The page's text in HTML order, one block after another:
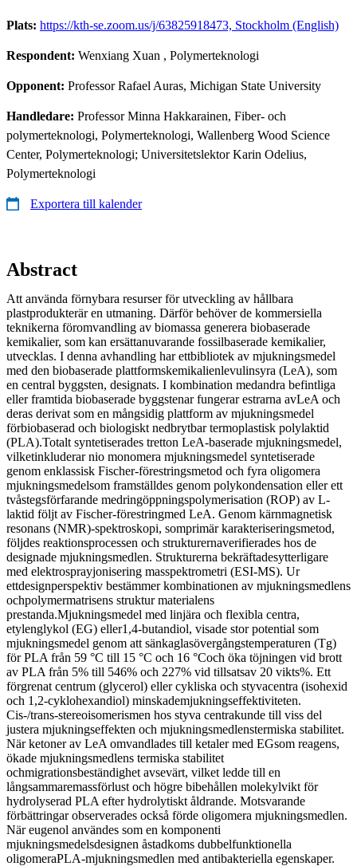
Plats: https://kth-se.zoom.us/j/63825918473, Stockholm (English)
Respondent: Wenxiang Xuan , Polymerteknologi
Opponent: Professor Rafael Auras, Michigan State University
Handledare: Professor Minna Hakkarainen, Fiber- och
polymerteknologi, Polymerteknologi, Wallenberg Wood Science
Center, Polymerteknologi; Universitetslektor Karin Odelius,
Polymerteknologi
Exportera till kalender
Abstract
Att använda förnybara resurser för utveckling av hållbara
plastprodukterär en utmaning. Därför behöver de kommersiella
teknikerna föromvandling av biomassa generera biobaserade
kemikalier, som kan ersättanuvarande fossilbaserade kemikalier,
utvecklas. I denna avhandling har ettbibliotek av mjukningsmedel
med den biobaserade plattformskemikalienlevulinsyra (LeA), som
en central byggsten, designats. I kombination medandra befintliga
eller framtida biobaserade byggstenar fungerar estrarna avLeA och
deras derivat som en mångsidig plattform av mjukningsmedel
förbiobaserad och biologiskt nedbrytbar termoplastisk polylaktid
(PLA).Totalt syntetiserades tretton LeA-baserade mjukningsmedel,
vilketinkluderar nio monomera mjukningsmedel syntetiserade
genom enklassisk Fischer-förestringsmetod och fyra oligomera
mjukningsmedelsom framställdes genom polykondensation eller ett
tvåstegsförfarande medringöppningspolymerisation (ROP) av L-
laktid följt av Fischer-förestringmed LeA. Genom kärnmagnetisk
resonans (NMR)-spektroskopi, somprimär karakteriseringsmetod,
följdes reaktionsprocessen och strukturernaverifierades hos de
designade mjukningsmedlen. Strukturerna bekräftadesytterligare
med elektrosprayjonisering masspektrometri (ESI-MS). Ur
ettdesignperspektiv bestämmer kombinationen av mjukningsmedlens
ochpolymermatrisens struktur materialens
prestanda.Mjukningsmedel med linjära och flexibla centra,
etylenglykol (EG) eller1,4-butandiol, visade stor potential som
mjukningsmedel genom att sänkaglasövergångstemperaturen (Tg)
för PLA från 59 °C till 15 °C och 16 °Coch öka töjningen vid brott
av PLA från 5% till 546% och 227% vid tillsatsav 20 vikts%. Ett
förgrenat centrum (glycerol) eller cykliska och styvacentra (isohexid
och 1,2-cyklohexandiol) minskademjukningseffektiviteten.
Cis-/trans-stereoisomerismen hos styva centrakunde till viss del
justera mjukningseffekten och mjukningsmedlenstermiska stabilitet.
När ketoner av LeA omvandlades till ketaler med EGsom reagens,
ökade mjukningsmedlens termiska stabilitet
ochmigrationsbeständighet avsevärt, vilket ledde till en
långsammaremassförlust och högre bibehållen molekylvikt för
hydrolyserad PLA efter hydrolytiskt åldrande. Motsvarande
förbättringar observerades också förde oligomera mjukningsmedlen.
När eugenol användes som en komponenti
mjukningsmedelsdesignen åstadkoms dubbelfunktionella
oligomeraPLA-mjukningsmedlen med antibakteriella egenskaper.